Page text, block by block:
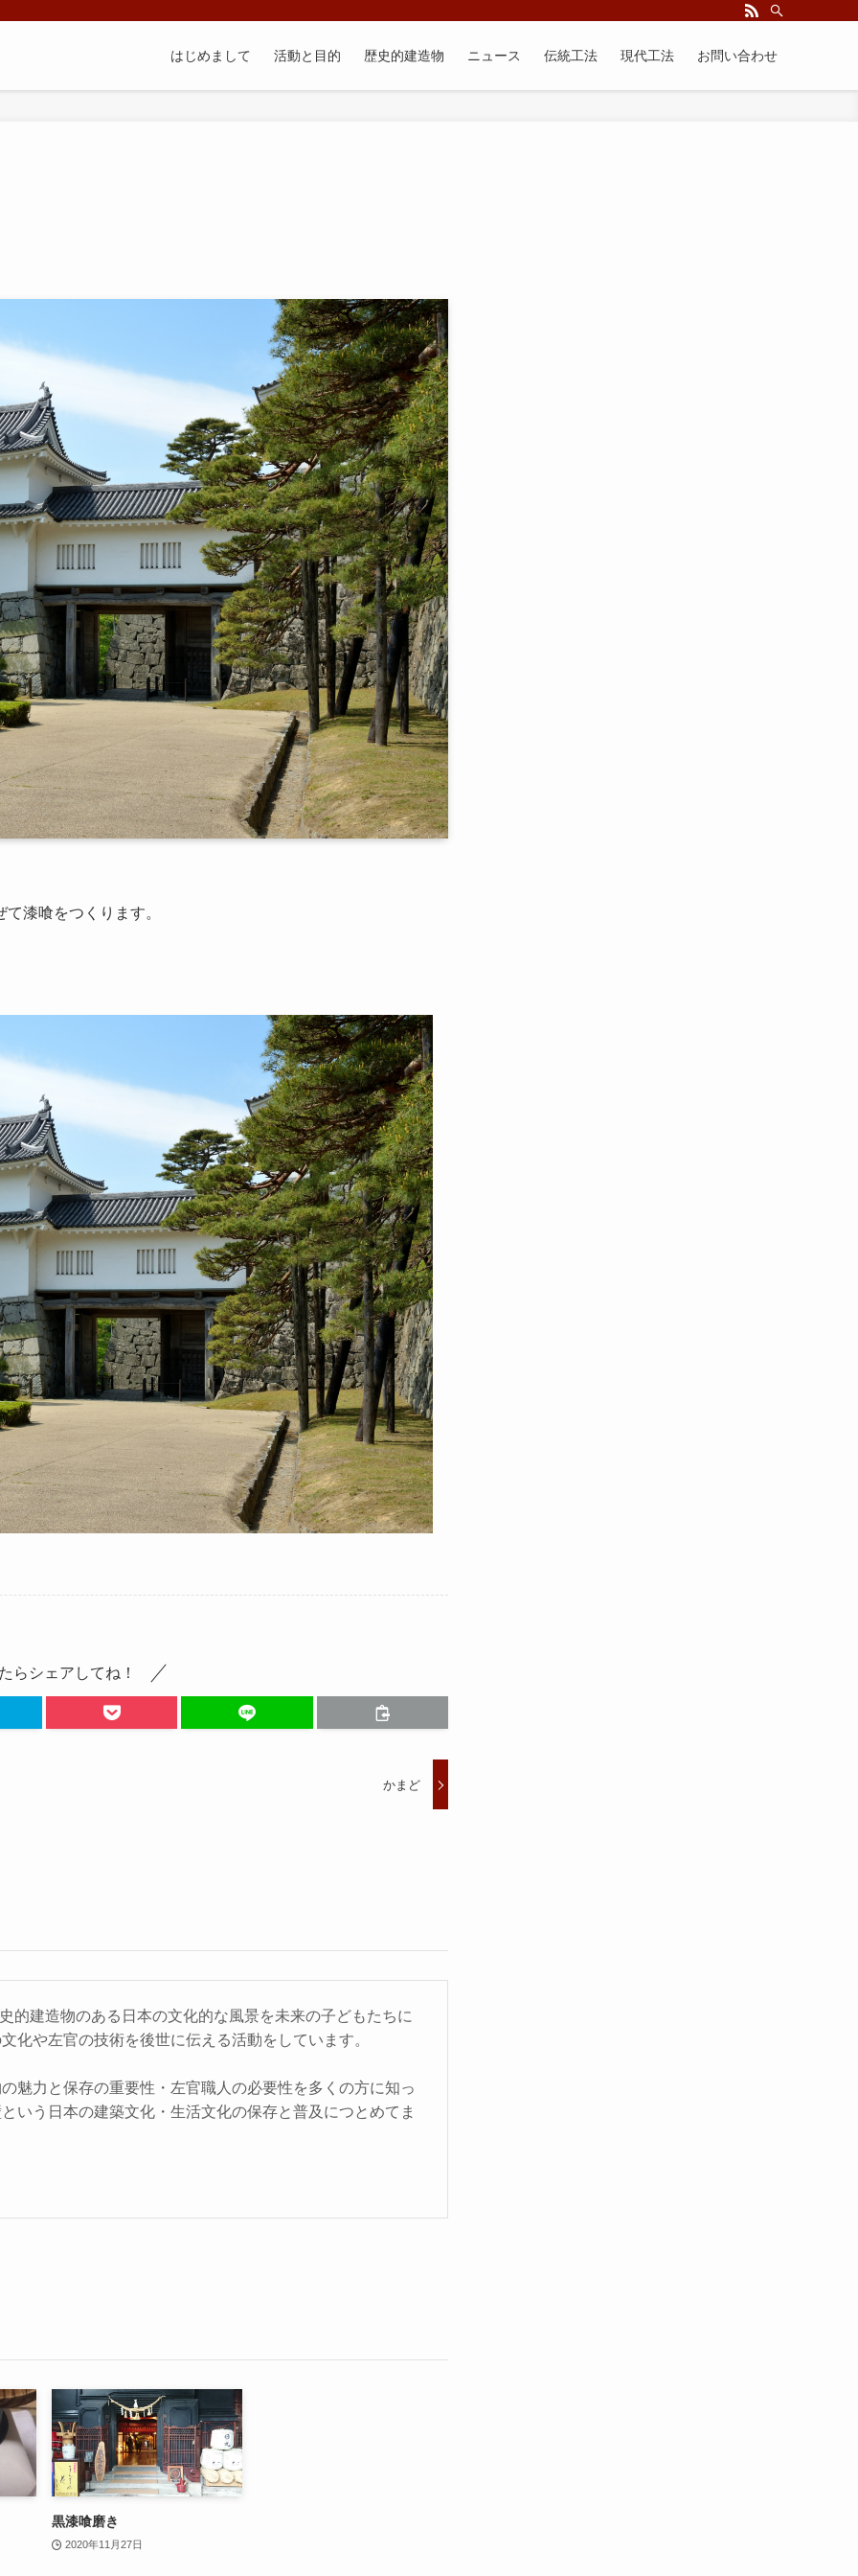
はじめまして 活動と目的 歴史的建造物 ニュース 伝統工法 現代工法 お問い合わせ
漆喰をつくります。
らシェアしてね！
かまど
的建造物のある日本の文化的な風景を未来の子どもたちに
化や左官の技術を後世に伝える活動をしています。
魅力と保存の重要性・左官職人の必要性を多くの方に知っ
いう日本の建築文化・生活文化の保存と普及につとめてま
黒漆喰磨き
2020年11月27日